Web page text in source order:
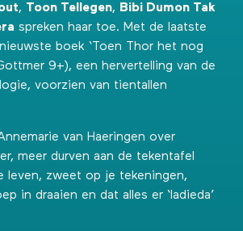
, Toon Tellegen, Bibi Dumon Tak
spreken haar toe. Met de laatste
boek ‘Toen Thor het nog
9+), een hervertelling van de
voorzien van tientallen
van Haeringen over
meer durven aan de tekentafel
leven, zweet op je tekeningen,
in draaien en dat alles er ‘ladieda’